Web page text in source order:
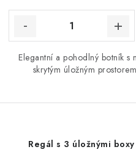
Elegantní a pohodlný botník s
skrytým úložným
Regál s 3 úložnými